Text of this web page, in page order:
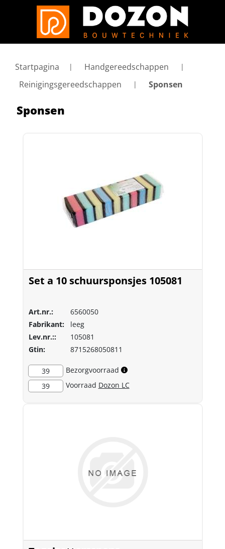
Startpagina
Handgereedschappen
Reinigingsgereedschappen
Sponsen
Sponsen
Set a 10 schuursponsjes 105081
Art.nr.:
6560050
Fabrikant:
leeg
Lev.nr.::
105081
Gtin:
8715268050811
39
Bezorgvoorraad
39
Voorraad Dozon LC